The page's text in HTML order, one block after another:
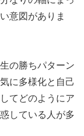
意図がありま
の勝ちパターン
に多様化と自己
てどのようにア
している人が多